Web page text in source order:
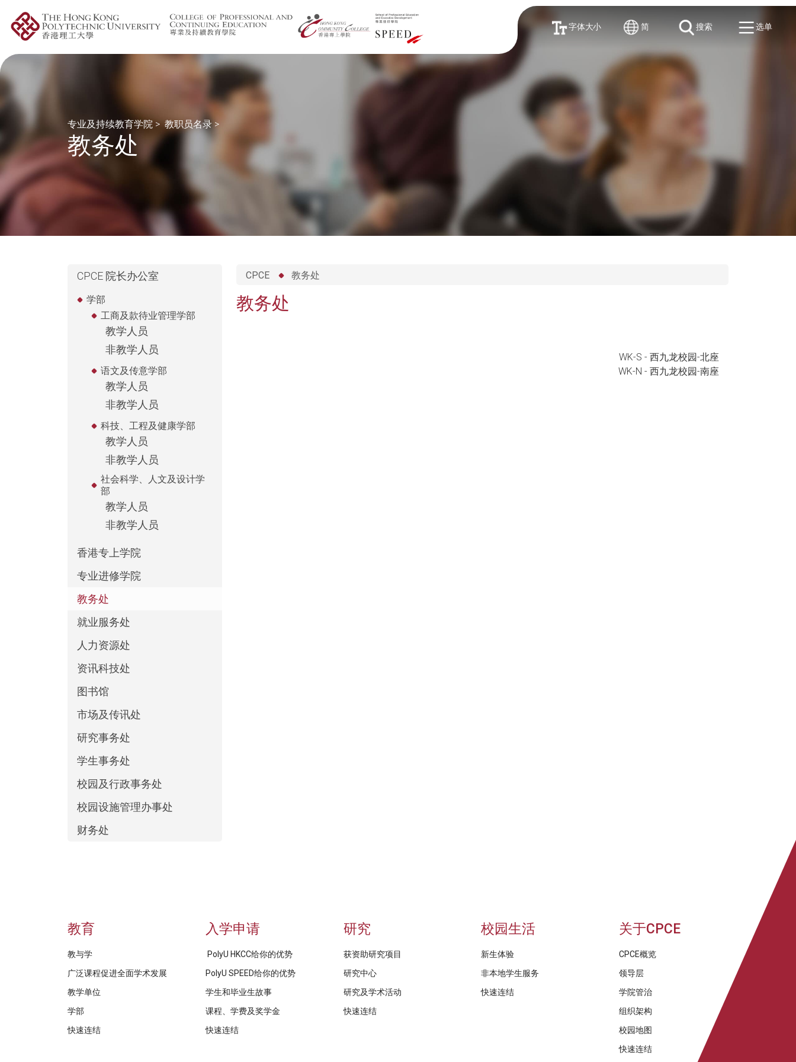
字体大小 简 搜索 选单
专业及持续教育学院 > 教职员名录 >
教务处
CPCE 院长办公室
学部
工商及款待业管理学部
教学人员
非教学人员
语文及传意学部
教学人员
非教学人员
科技、工程及健康学部
教学人员
非教学人员
社会科学、人文及设计学
部
教学人员
非教学人员
香港专上学院
专业进修学院
教务处
就业服务处
人力资源处
资讯科技处
图书馆
市场及传讯处
研究事务处
学生事务处
校园及行政事务处
校园设施管理办事处
财务处
CPCE 教务处
教务处
WK-S - 西九龙校园-北座
WK-N - 西九龙校园-南座
教育
教与学
广泛课程促进全面学术发展
教学单位
学部
快速连结
入学申请
PolyU HKCC给你的优势
PolyU SPEED给你的优势
学生和毕业生故事
课程、学费及奖学金
快速连结
研究
获资助研究项目
研究中心
研究及学术活动
快速连结
校园生活
新生体验
非本地学生服务
快速连结
关于CPCE
CPCE概览
领导层
学院管治
组织架构
校园地图
快速连结